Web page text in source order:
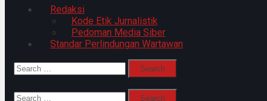
Redaksi
Kode Etik Jurnalistik
Pedoman Media Siber
Standar Perlindungan Wartawan
Search
for:
Search